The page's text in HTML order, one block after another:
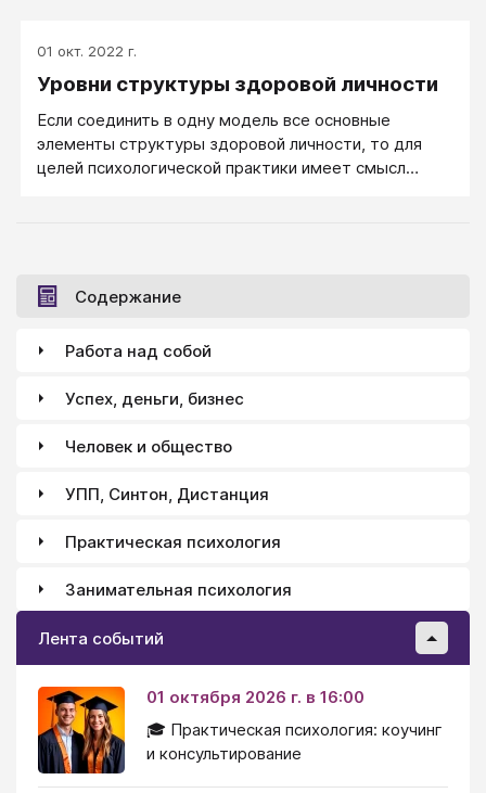
01 окт. 2022 г.
Уровни структуры здоровой личности
Если соединить в одну модель все основные
элементы структуры здоровой личности, то для
целей психологической практики имеет смысл
привычки, убеждения и планы, способности, знания
и умения.
Содержание
Работа над собой
Успех, деньги, бизнес
Человек и общество
УПП, Синтон, Дистанция
Практическая психология
Занимательная психология
Лента событий
01 октября 2026 г. в 16:00
🎓 Практическая психология: коучинг
и консультирование